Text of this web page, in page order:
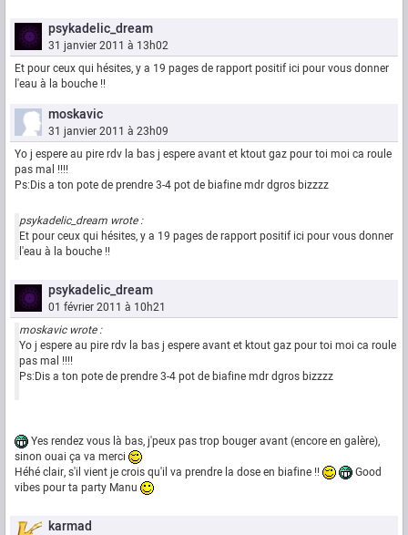
psykadelic_dream
31 janvier 2011 à 13h02
Et pour ceux qui hésites, y a 19 pages de rapport positif ici pour vous donner
l'eau à la bouche !!
moskavic
31 janvier 2011 à 23h09
Yo j espere au pire rdv la bas j espere avant et ktout gaz pour toi moi ca roule
pas mal !!!!
Ps:Dis a ton pote de prendre 3-4 pot de biafine mdr dgros bizzzz
psykadelic_dream wrote :
Et pour ceux qui hésites, y a 19 pages de rapport positif ici pour vous donner
l'eau à la bouche !!
psykadelic_dream
01 février 2011 à 10h21
moskavic wrote :
Yo j espere au pire rdv la bas j espere avant et ktout gaz pour toi moi ca roule
pas mal !!!!
Ps:Dis a ton pote de prendre 3-4 pot de biafine mdr dgros bizzzz
Yes rendez vous là bas, j'peux pas trop bouger avant (encore en galère),
sinon ouai ça va merci
Héhé clair, s'il vient je crois qu'il va prendre la dose en biafine !!
Good
vibes pour ta party Manu
karmad